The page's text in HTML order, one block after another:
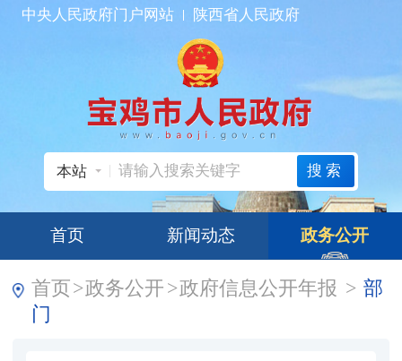
中央人民政府门户网站 陕西省人民政府
本站 搜索
首页 新闻动态 政务公开
首页>政务公开 >政府信息公开年报 > 部
门